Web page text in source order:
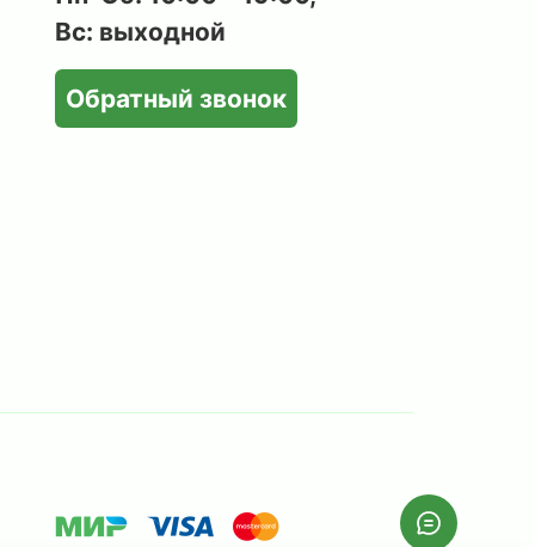
Вс: выходной
Обратный звонок